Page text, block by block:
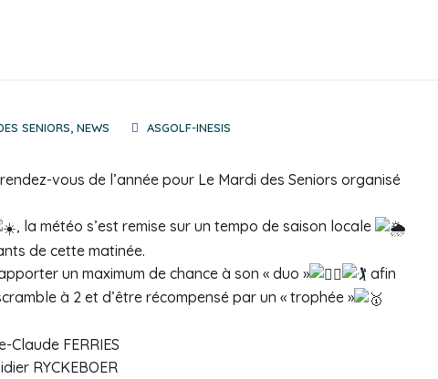
SENIORS,NEWS ASGOLF-INESIS
vous de l’année pour Le Mardi des Seniors organisé
, la météo s’est remise sur un tempo de saison locale
de cette matinée.
un maximum de chance à son « duo »
afin
à 2 et d’être récompensé par un « trophée »
Claude FERRIES
RYCKEBOER